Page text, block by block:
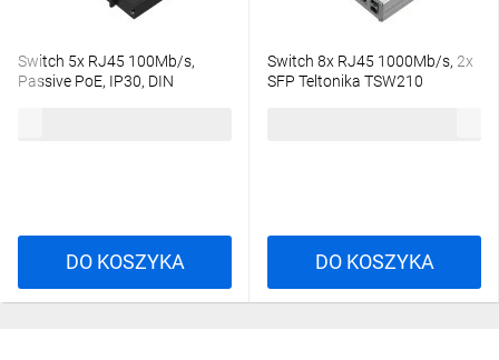
Switch 5x RJ45 100Mb/s,
Passive PoE, IP30, DIN
DO KOSZYKA
Switch 8x RJ45 1000Mb/s, 2x
SFP Teltonika TSW210
DO KOSZYKA